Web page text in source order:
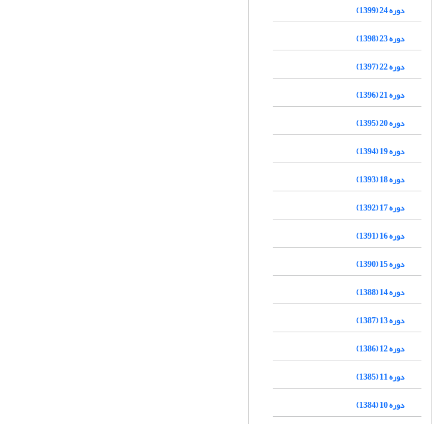
دوره 24 (1399)
دوره 23 (1398)
دوره 22 (1397)
دوره 21 (1396)
دوره 20 (1395)
دوره 19 (1394)
دوره 18 (1393)
دوره 17 (1392)
دوره 16 (1391)
دوره 15 (1390)
دوره 14 (1388)
دوره 13 (1387)
دوره 12 (1386)
دوره 11 (1385)
دوره 10 (1384)